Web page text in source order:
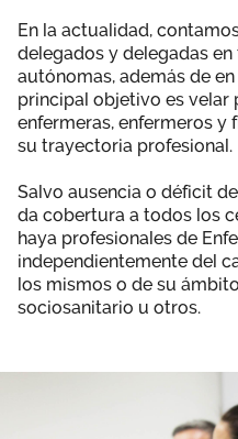
Sala de prensa
Perspectivas
Vídeos
Documentos
Publicaciones
Área
En la actualidad,
delegados y delegadas
autónomas, además de
principal objetivo es velar
enfermeras, enfermeros y
su trayectoria profesional.
Salvo ausencia o déficit
da cobertura a todos los
haya profesionales de
independientemente del
los mismos o de su
sociosanitario u otros.